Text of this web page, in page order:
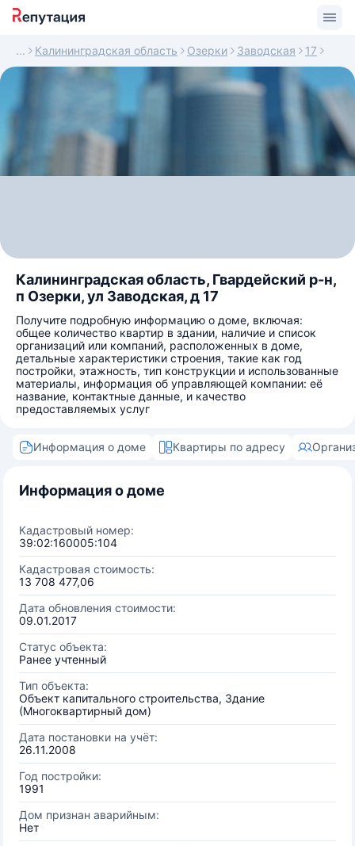
Калининградская область Озерки Заводская 17
Калининградская область, Гвардейский р-н,
п Озерки, ул Заводская, д 17
Получите подробную информацию о доме, включая:
общее количество квартир в здании, наличие и список
организаций или компаний, расположенных в доме,
детальные характеристики строения, такие как год
постройки, этажность, тип конструкции и использованные
материалы, информация об управляющей компании: её
название, контактные данные, и качество
предоставляемых услуг
Информация о доме Квартиры по адресу
Информация о доме
Кадастровый номер:
39:02:160005:104
Кадастровая стоимость:
13 708 477,06
Дата обновления стоимости:
09.01.2017
Статус объекта:
Ранее учтенный
Тип объекта:
Объект капитального строительства, Здание
(Многоквартирный дом)
Дата постановки на учёт:
26.11.2008
Год постройки:
1991
Дом признан аварийным:
Нет